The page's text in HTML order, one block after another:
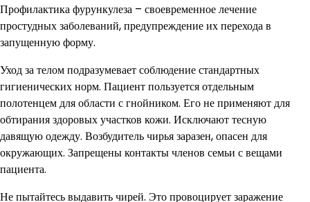
Профилактика фурункулеза – своевременное лечение
простудных заболеваний, предупреждение их перехода в
запущенную форму.
Уход за телом подразумевает соблюдение стандартных
гигиенических норм. Пациент пользуется отдельным
полотенцем для области с гнойником. Его не применяют для
обтирания здоровых участков кожи. Исключают тесную
давящую одежду. Возбудитель чирья заразен, опасен для
окружающих. Запрещены контакты членов семьи с вещами
пациента.
Не пытайтесь выдавить чирей. Это провоцирует заражение